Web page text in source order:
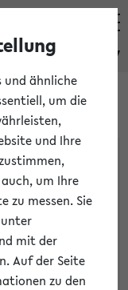
eKVV
und ähnliche
um die
und Ihre
um Ihre
zu messen. Sie
mit der
Auf der Seite
zu den